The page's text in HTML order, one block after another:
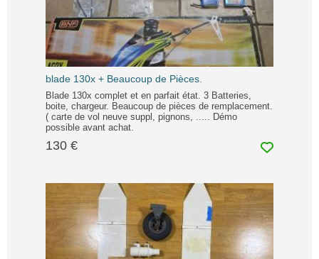
blade 130x + Beaucoup de Pièces.
Blade 130x complet et en parfait état. 3 Batteries,
boite, chargeur. Beaucoup de pièces de remplacement.
( carte de vol neuve suppl, pignons, ..... Démo
possible avant achat.
130 €